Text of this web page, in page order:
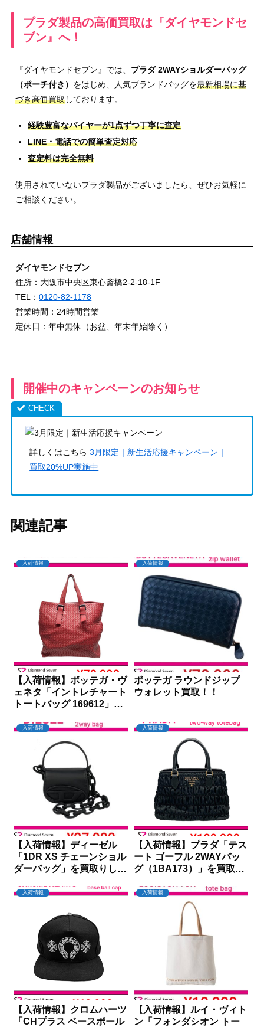
プラダ製品の高価買取は『ダイヤモンドセ
ブン』へ！
『ダイヤモンドセブン』では、 プラダ 2WAYショルダーバッグ
（ポーチ付き） をはじめ、人気ブランドバッグを最新相場に基
づき高価買取しております。
経験豊富なバイヤーが1点ずつ丁寧に査定
LINE・電話での簡単査定対応
査定料は完全無料
使用されていないプラダ製品がございましたら、ぜひお気軽に
ご相談ください。
店舗情報
ダイヤモンドセブン
住所：大阪市中央区東心斎橋2-2-18-1F
TEL：0120-82-1178
営業時間：24時間営業
定休日：年中無休（お盆、年末年始除く）
開催中のキャンペーンのお知らせ
詳しくはこちら3月限定｜新生活応援キャンペーン｜
買取20%UP実施中
関連記事
入荷情報
【入荷情報】ボッテガ・ヴ
ェネタ「イントレチャート
トートバッグ 169612」を
ンドセブン
入荷情報
ボッテガ ラウンドジップ
ウォレット買取！！
入荷情報
【入荷情報】ディーゼル
「1DR XS チェーンショル
ダーバッグ」を買取りしま
入荷情報
【入荷情報】プラダ「テス
ート ゴーフル 2WAYバッ
グ（1BA173）」を買取り
ブン
入荷情報
【入荷情報】クロムハーツ
「CHプラス ベースボール
入荷情報
【入荷情報】ルイ・ヴィト
ン「フォンダシオン トー